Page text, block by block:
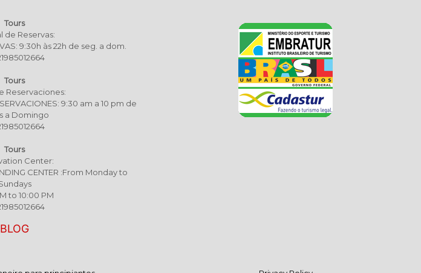
Tours
de Reservas:
9:30h às 22h de seg. a dom.
Tours
Reservaciones:
9:30 am a 10 pm de
a Domingo
Tours
Center:
CENTER :From Monday to
to 10:00 PM
BLOG